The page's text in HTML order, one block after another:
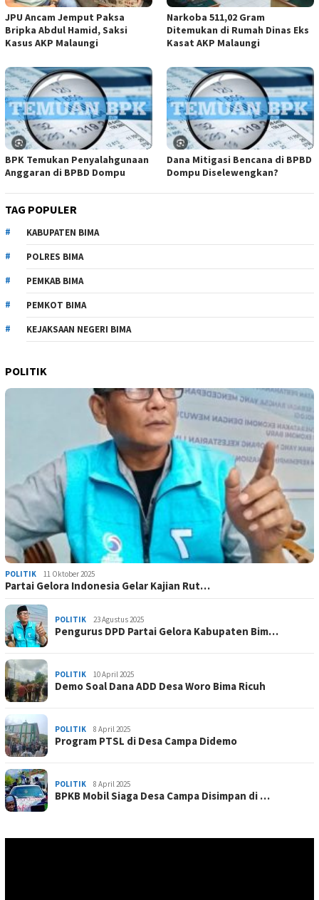
JPU Ancam Jemput Paksa
Bripka Abdul Hamid, Saksi
Kasus AKP Malaungi
Narkoba 511,02 Gram
Ditemukan di Rumah Dinas Eks
Kasat AKP Malaungi
BPK Temukan Penyalahgunaan
Anggaran di BPBD Dompu
Dana Mitigasi Bencana di BPBD
Dompu Diselewengkan?
TAG POPULER
KABUPATEN BIMA
POLRES BIMA
PEMKAB BIMA
PEMKOT BIMA
KEJAKSAAN NEGERI BIMA
POLITIK
POLITIK 11 Oktober 2025
Partai Gelora Indonesia Gelar Kajian Rut…
POLITIK 23 Agustus 2025
Pengurus DPD Partai Gelora Kabupaten Bim…
POLITIK 10 April 2025
Demo Soal Dana ADD Desa Woro Bima Ricuh
POLITIK 8 April 2025
Program PTSL di Desa Campa Didemo
POLITIK 8 April 2025
BPKB Mobil Siaga Desa Campa Disimpan di …